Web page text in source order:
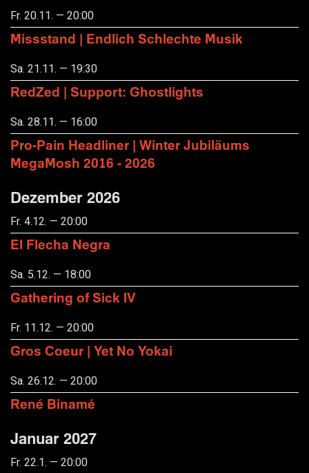
Fr. 20.11. — 20:00
Missstand | Endlich Schlechte Musik
Sa. 21.11. — 19:30
RedZed | Support: Ghostlights
Sa. 28.11. — 16:00
Pro-Pain Headliner | Winter Jubiläums
MegaMosh 2016 - 2026
Dezember 2026
Fr. 4.12. — 20:00
El Flecha Negra
Sa. 5.12. — 18:00
Gathering of Sick IV
Fr. 11.12. — 20:00
Gros Coeur | Yet No Yokai
Sa. 26.12. — 20:00
René Binamé
Januar 2027
Fr. 22.1. — 20:00